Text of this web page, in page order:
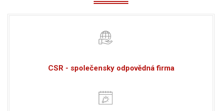
CSR - společensky odpovědná firma